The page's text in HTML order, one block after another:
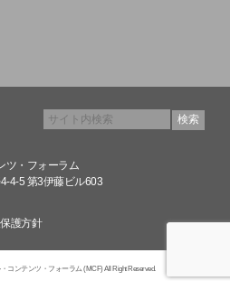
ツ・フォーラム
4-5 第3伊藤ビル603
護方針
コンテンツ・フォーラム (MCF) All Right Reserved.